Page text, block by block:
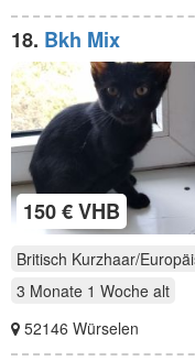
18. Bkh Mix
150 € VHB
Britisch Kurzhaar/
3 Monate 1 Woche alt
52146 Würselen